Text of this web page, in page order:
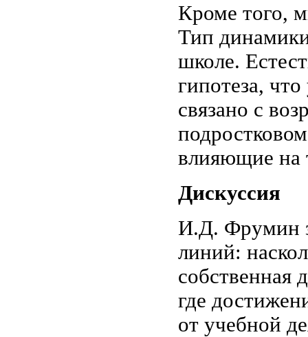
Кроме того,
Тип
школе.
гипотеза,
связано с
влияющие на
Дискуссия
И.Д. Фрумин
линий:
собственная
где
от учебной